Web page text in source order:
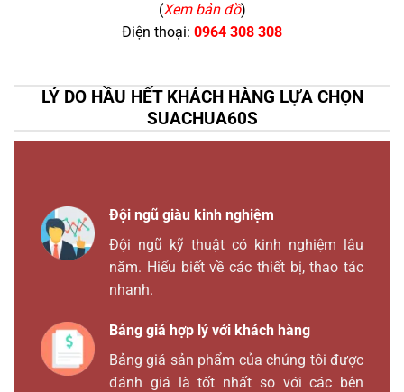
(Xem bản đồ)
Điện thoại: 0964 308 308
LÝ DO HẦU HẾT KHÁCH HÀNG LỰA CHỌN
SUACHUA60S
Đội ngũ giàu kinh nghiệm
Đội ngũ kỹ thuật có kinh nghiệm lâu
năm. Hiểu biết về các thiết bị, thao tác
nhanh.
Bảng giá hợp lý với khách hàng
Bảng giá sản phẩm của chúng tôi được
đánh giá là tốt nhất so với các bên